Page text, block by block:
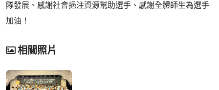
隊發展、感謝社會挹注資源幫助選手、感謝全體師生為選手
加油！
相關照片